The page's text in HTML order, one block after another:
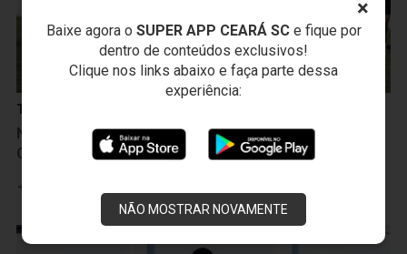
×
Baixe agora o SUPER APP CEARÁ SCe fique por
dentro de conteúdos exclusivos!
Clique nos links abaixo e faça parte dessa
experiência:
NÃO MOSTRAR NOVAMENTE
Treinos
Na manhã seguinte à vitória sobre a Ponte Preta,
Ceará inicia treinamentos para duelo com o Cuiabá